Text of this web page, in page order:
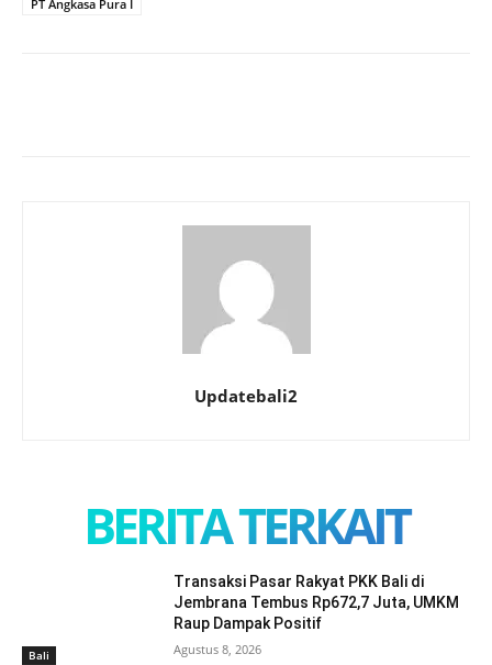
PT Angkasa Pura I
Updatebali2
BERITA TERKAIT
Bali
Transaksi Pasar Rakyat PKK Bali di
Jembrana Tembus Rp672,7 Juta, UMKM
Raup Dampak Positif
Agustus 8, 2026